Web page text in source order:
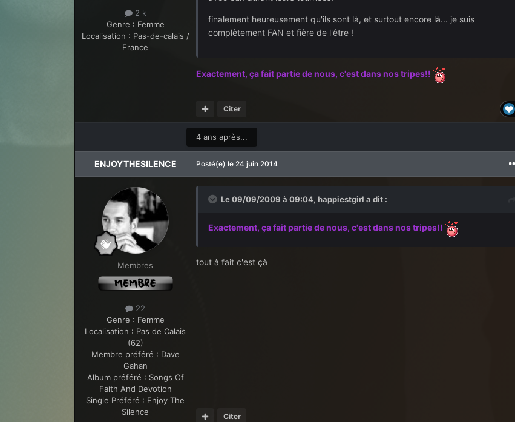
2 k
Genre : Femme
Localisation : Pas-de-calais /
France
finalement heureusement qu'ils sont là, et surtout encore là... je suis
complètement FAN et fière de l'être !
Exactement, ça fait partie de nous, c'est dans nos tripes!!
Citer
4 ans après...
ENJOYTHESILENCE
Membres
22
Genre : Femme
Localisation : Pas de Calais
(62)
Membre préféré : Dave
Gahan
Album préféré : Songs Of
Faith And Devotion
Single Préféré : Enjoy The
Silence
Posté(e) le 24 juin 2014
Le 09/09/2009 à 09:04, happiestgirl a dit :
Exactement, ça fait partie de nous, c'est dans nos tripes!!
tout à fait c'est çà
Citer